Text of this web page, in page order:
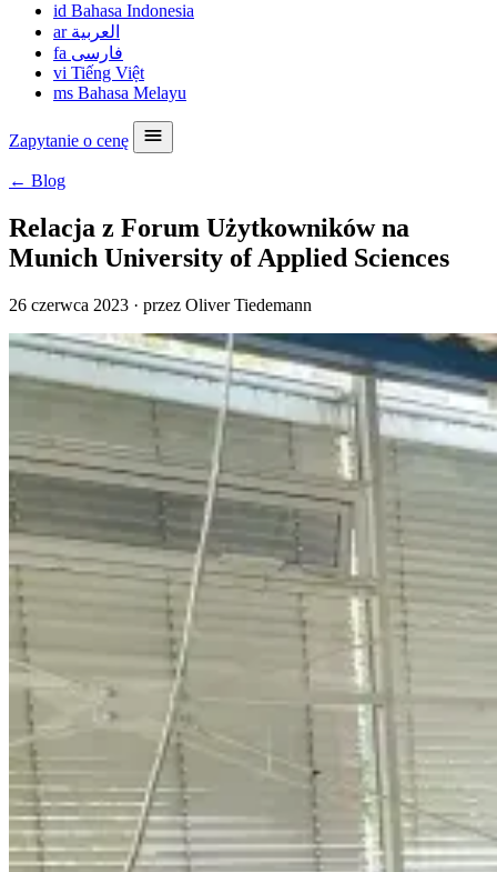
id Bahasa Indonesia
ar العربية
fa فارسی
vi Tiếng Việt
ms Bahasa Melayu
Zapytanie o cenę
← Blog
Relacja z Forum Użytkowników na
Munich University of Applied Sciences
26 czerwca 2023 · przez Oliver Tiedemann